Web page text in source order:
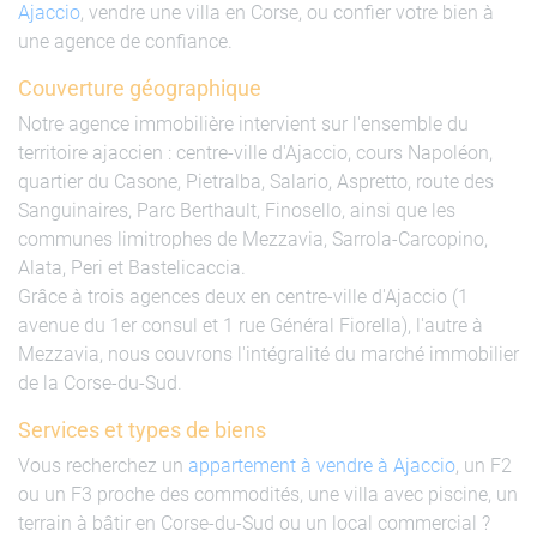
Ajaccio, vendre une villa en Corse, ou confier votre bien à
une agence de confiance.
Couverture géographique
Notre agence immobilière intervient sur l'ensemble du
territoire ajaccien : centre-ville d'Ajaccio, cours Napoléon,
quartier du Casone, Pietralba, Salario, Aspretto, route des
Sanguinaires, Parc Berthault, Finosello, ainsi que les
communes limitrophes de Mezzavia, Sarrola-Carcopino,
Alata, Peri et Bastelicaccia.
Grâce à trois agences deux en centre-ville d'Ajaccio (1
avenue du 1er consul et 1 rue Général Fiorella), l'autre à
Mezzavia, nous couvrons l'intégralité du marché immobilier
de la Corse-du-Sud.
Services et types de biens
Vous recherchez un appartement à vendre à Ajaccio, un F2
ou un F3 proche des commodités, une villa avec piscine, un
terrain à bâtir en Corse-du-Sud ou un local commercial ?